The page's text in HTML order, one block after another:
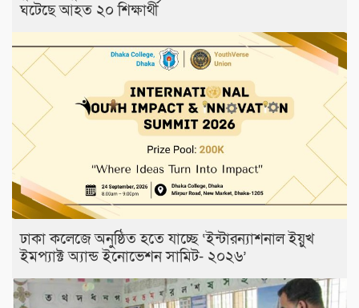
ঘটেছে আহত ২০ শিক্ষার্থী
ঢাকা কলেজে অনুষ্ঠিত হতে যাচ্ছে ‘ইন্টারন্যাশনাল ইয়ুখ
ইমপ্যাক্ট অ্যান্ড ইনোভেশন সামিট- ২০২৬’